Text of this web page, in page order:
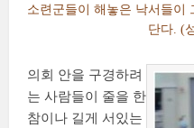
소련군들이 해놓은 낙서들이
단다. (
의회 안을 구경하려
는 사람들이 줄을 한
참이나 길게 서있는